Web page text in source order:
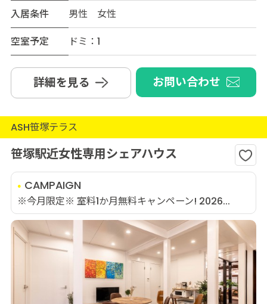
入居条件
男性 女性
空室予定
ドミ：1
詳細を見る お問い合わせ
ASH笹塚テラス
笹塚駅近女性専用シェアハウス
CAMPAIGN
※今月限定※ 室料1か月無料キャンペーン! 2026...